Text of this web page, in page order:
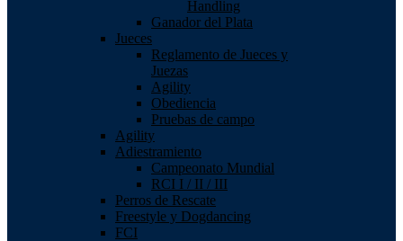
Handling
Ganador del Plata
Jueces
Reglamento de Jueces y
Juezas
Agility
Obediencia
Pruebas de campo
Agility
Adiestramiento
Campeonato Mundial
RCI I / II / III
Perros de Rescate
Freestyle y Dogdancing
FCI